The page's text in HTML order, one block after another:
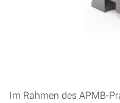
Im Rahmen des APMB-